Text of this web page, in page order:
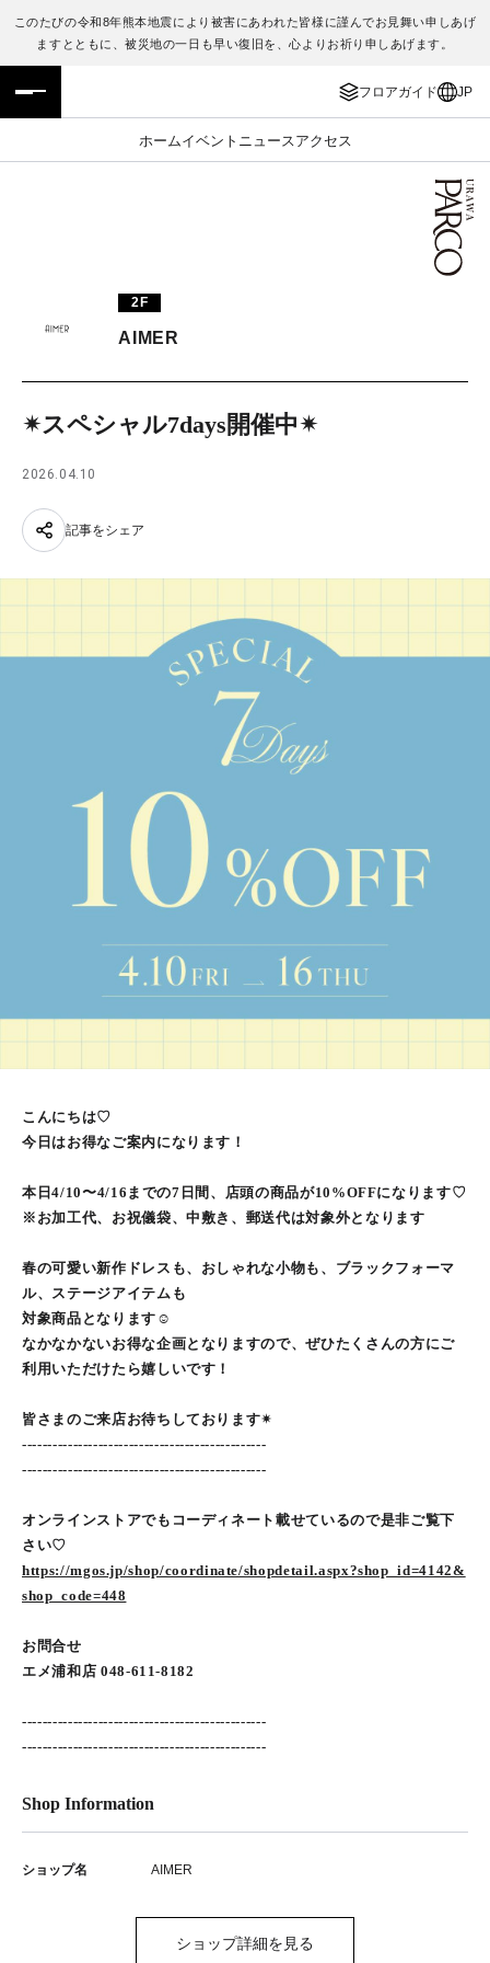
このたびの令和8年熊本地震により被害にあわれた皆様に謹んでお見舞い申しあげ
ますとともに、被災地の一日も早い復旧を、心よりお祈り申しあげます。
フロアガイド JP
ホームイベント ニュース アクセス
フロアガイド
施設案内・アクセス
TAX FREE
ENGLISH
繁体字
日本語
2F
AIMER
✴︎スペシャル7days開催中✴︎
2026.04.10
記事をシェア
こんにちは♡
今日はお得なご案内になります！
本日4/10〜4/16までの7日間、店頭の商品が10%OFFになります♡
※お加工代、お祝儀袋、中敷き、郵送代は対象外となります
春の可愛い新作ドレスも、おしゃれな小物も、ブラックフォーマ
ル、ステージアイテムも
対象商品となります☺︎
なかなかないお得な企画となりますので、ぜひたくさんの方にご
利用いただけたら嬉しいです！
皆さまのご来店お待ちしております✴︎
------------------------------------------------
------------------------------------------------
オンラインストアでもコーディネート載せているので是非ご覧下
さい♡
https://mgos.jp/shop/coordinate/shopdetail.aspx?shop_id=4142&
shop_code=448
お問合せ
エメ浦和店 048-611-8182
------------------------------------------------
------------------------------------------------
Shop Information
ショップ名 AIMER
ショップ詳細を見る